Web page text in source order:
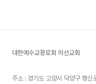
대한예수교장로회 의선교회
주소 : 경기도 고양시 덕양구 행